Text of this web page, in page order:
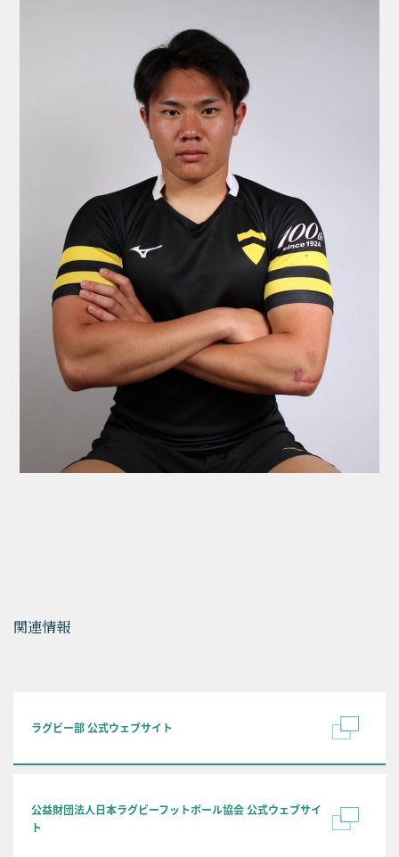
関連情報
ラグビー部 公式ウェブサイト
公益財団法人日本ラグビーフットボール協会 公式ウェブサイ
ト